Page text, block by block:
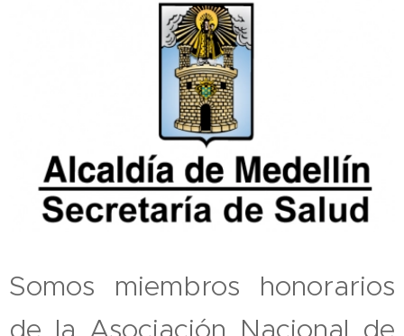
Somos miembros honorarios
de la Asociación Nacional de